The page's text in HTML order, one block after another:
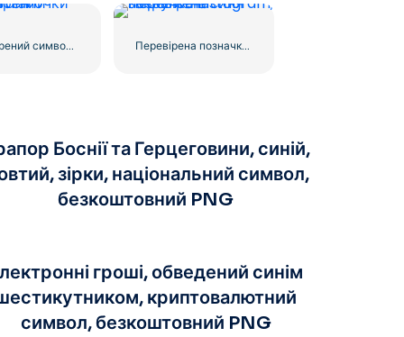
Перевірена позначка Instagram, закруглена синя
Боснії та Герцеговини, синій,
зірки, національний символ,
безкоштовний PNG
гроші, обведений синім
криптовалютний
символ, безкоштовний PNG